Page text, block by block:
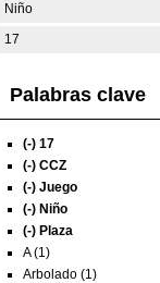
Niño
17
Palabras clave
(-) 17
(-) CCZ
(-) Juego
(-) Niño
(-) Plaza
A (1)
Arbolado (1)